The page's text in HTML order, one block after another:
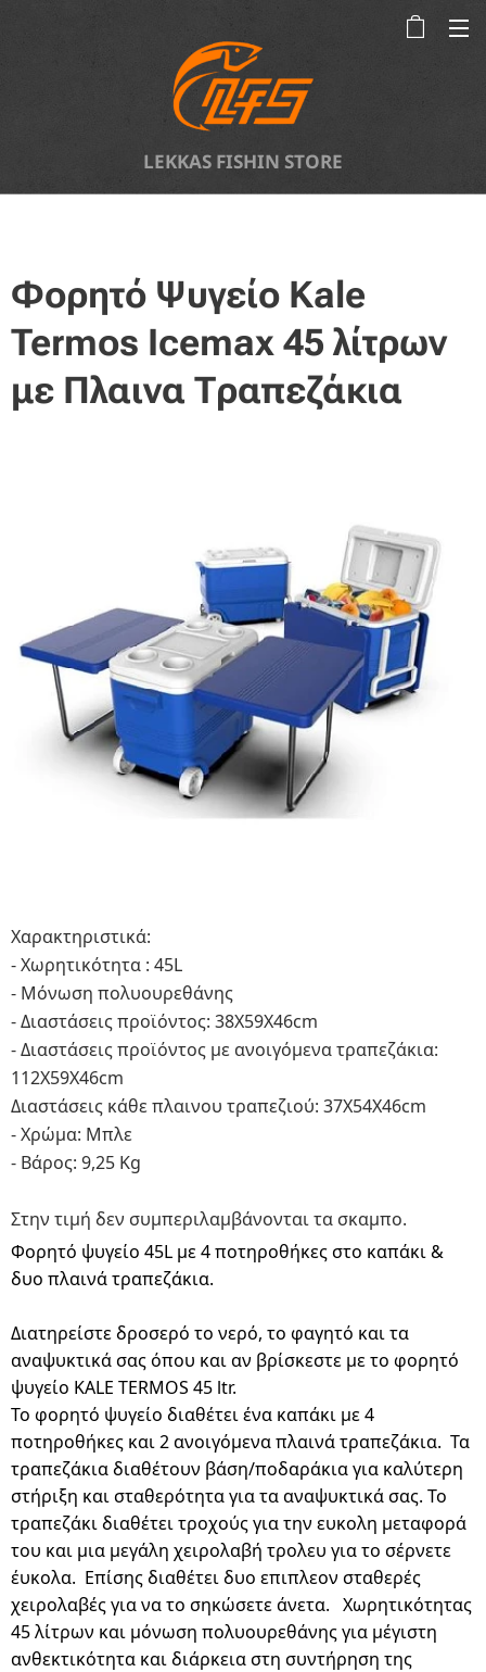
LEKKAS FISHIN STORE
Φορητό Ψυγείο Kale
Termos Icemax 45 λίτρων
με Πλαινα Τραπεζάκια
Χαρακτηριστικά:
- Χωρητικότητα : 45L
- Μόνωση πολυουρεθάνης
- Διαστάσεις προϊόντος: 38Χ59Χ46cm
- Διαστάσεις προϊόντος με ανοιγόμενα τραπεζάκια:
112Χ59Χ46cm
Διαστάσεις κάθε πλαινου τραπεζιού: 37X54X46cm
- Χρώμα: Μπλε
- Βάρος: 9,25 Kg
Στην τιμή δεν συμπεριλαμβάνονται τα σκαμπο.
Φορητό ψυγείο 45L με 4 ποτηροθήκες στο καπάκι &
δυο πλαινά τραπεζάκια.
Διατηρείστε δροσερό το νερό, το φαγητό και τα
αναψυκτικά σας όπου και αν βρίσκεστε με το φορητό
ψυγείο KALE TERMOS 45 ltr.
Το φορητό ψυγείο διαθέτει ένα καπάκι με 4
ποτηροθήκες και 2 ανοιγόμενα πλαινά τραπεζάκια. Τα
τραπεζάκια διαθέτουν βάση/ποδαράκια για καλύτερη
στήριξη και σταθερότητα για τα αναψυκτικά σας. Το
τραπεζάκι διαθέτει τροχούς για την ευκολη μεταφορά
του και μια μεγάλη χειρολαβή τρολευ για το σέρνετε
έυκολα. Επίσης διαθέτει δυο επιπλεον σταθερές
χειρολαβές για να το σηκώσετε άνετα. Χωρητικότητας
45 λίτρων και μόνωση πολυουρεθάνης για μέγιστη
ανθεκτικότητα και διάρκεια στη συντήρηση της